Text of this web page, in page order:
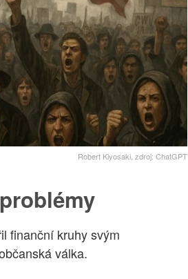
Robert Kiyosaki, zdroj: ChatGPT
finanční kruhy svým
válka.